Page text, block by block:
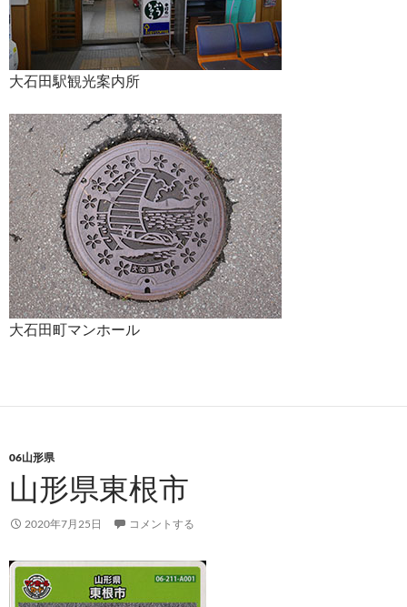
大石田駅観光案内所
大石田町マンホール
06山形県
山形県東根市
2020年7月25日 コメントする